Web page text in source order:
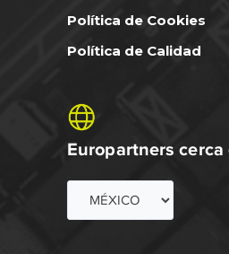
Política de Cookies
Política de Calidad
Europartners cerca